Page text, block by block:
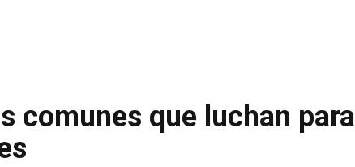
comunes que luchan para